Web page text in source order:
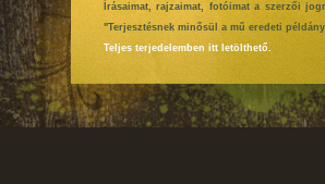
Írásaimat, rajzaimat, fotóimat a szerzői
"Terjesztésnek minősül a mű eredeti
Teljes terjedelemben itt letölthető.